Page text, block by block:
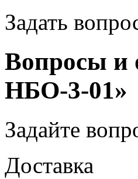
Задать
Вопросы и
НБО-3-01»
Задайте
Доставка